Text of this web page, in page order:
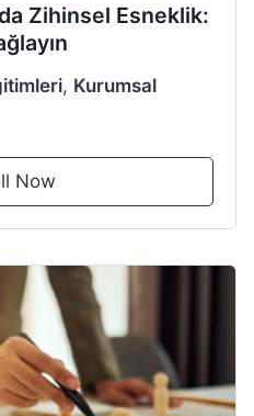
Zihinsel Esneklik:
, Kurumsal
Now